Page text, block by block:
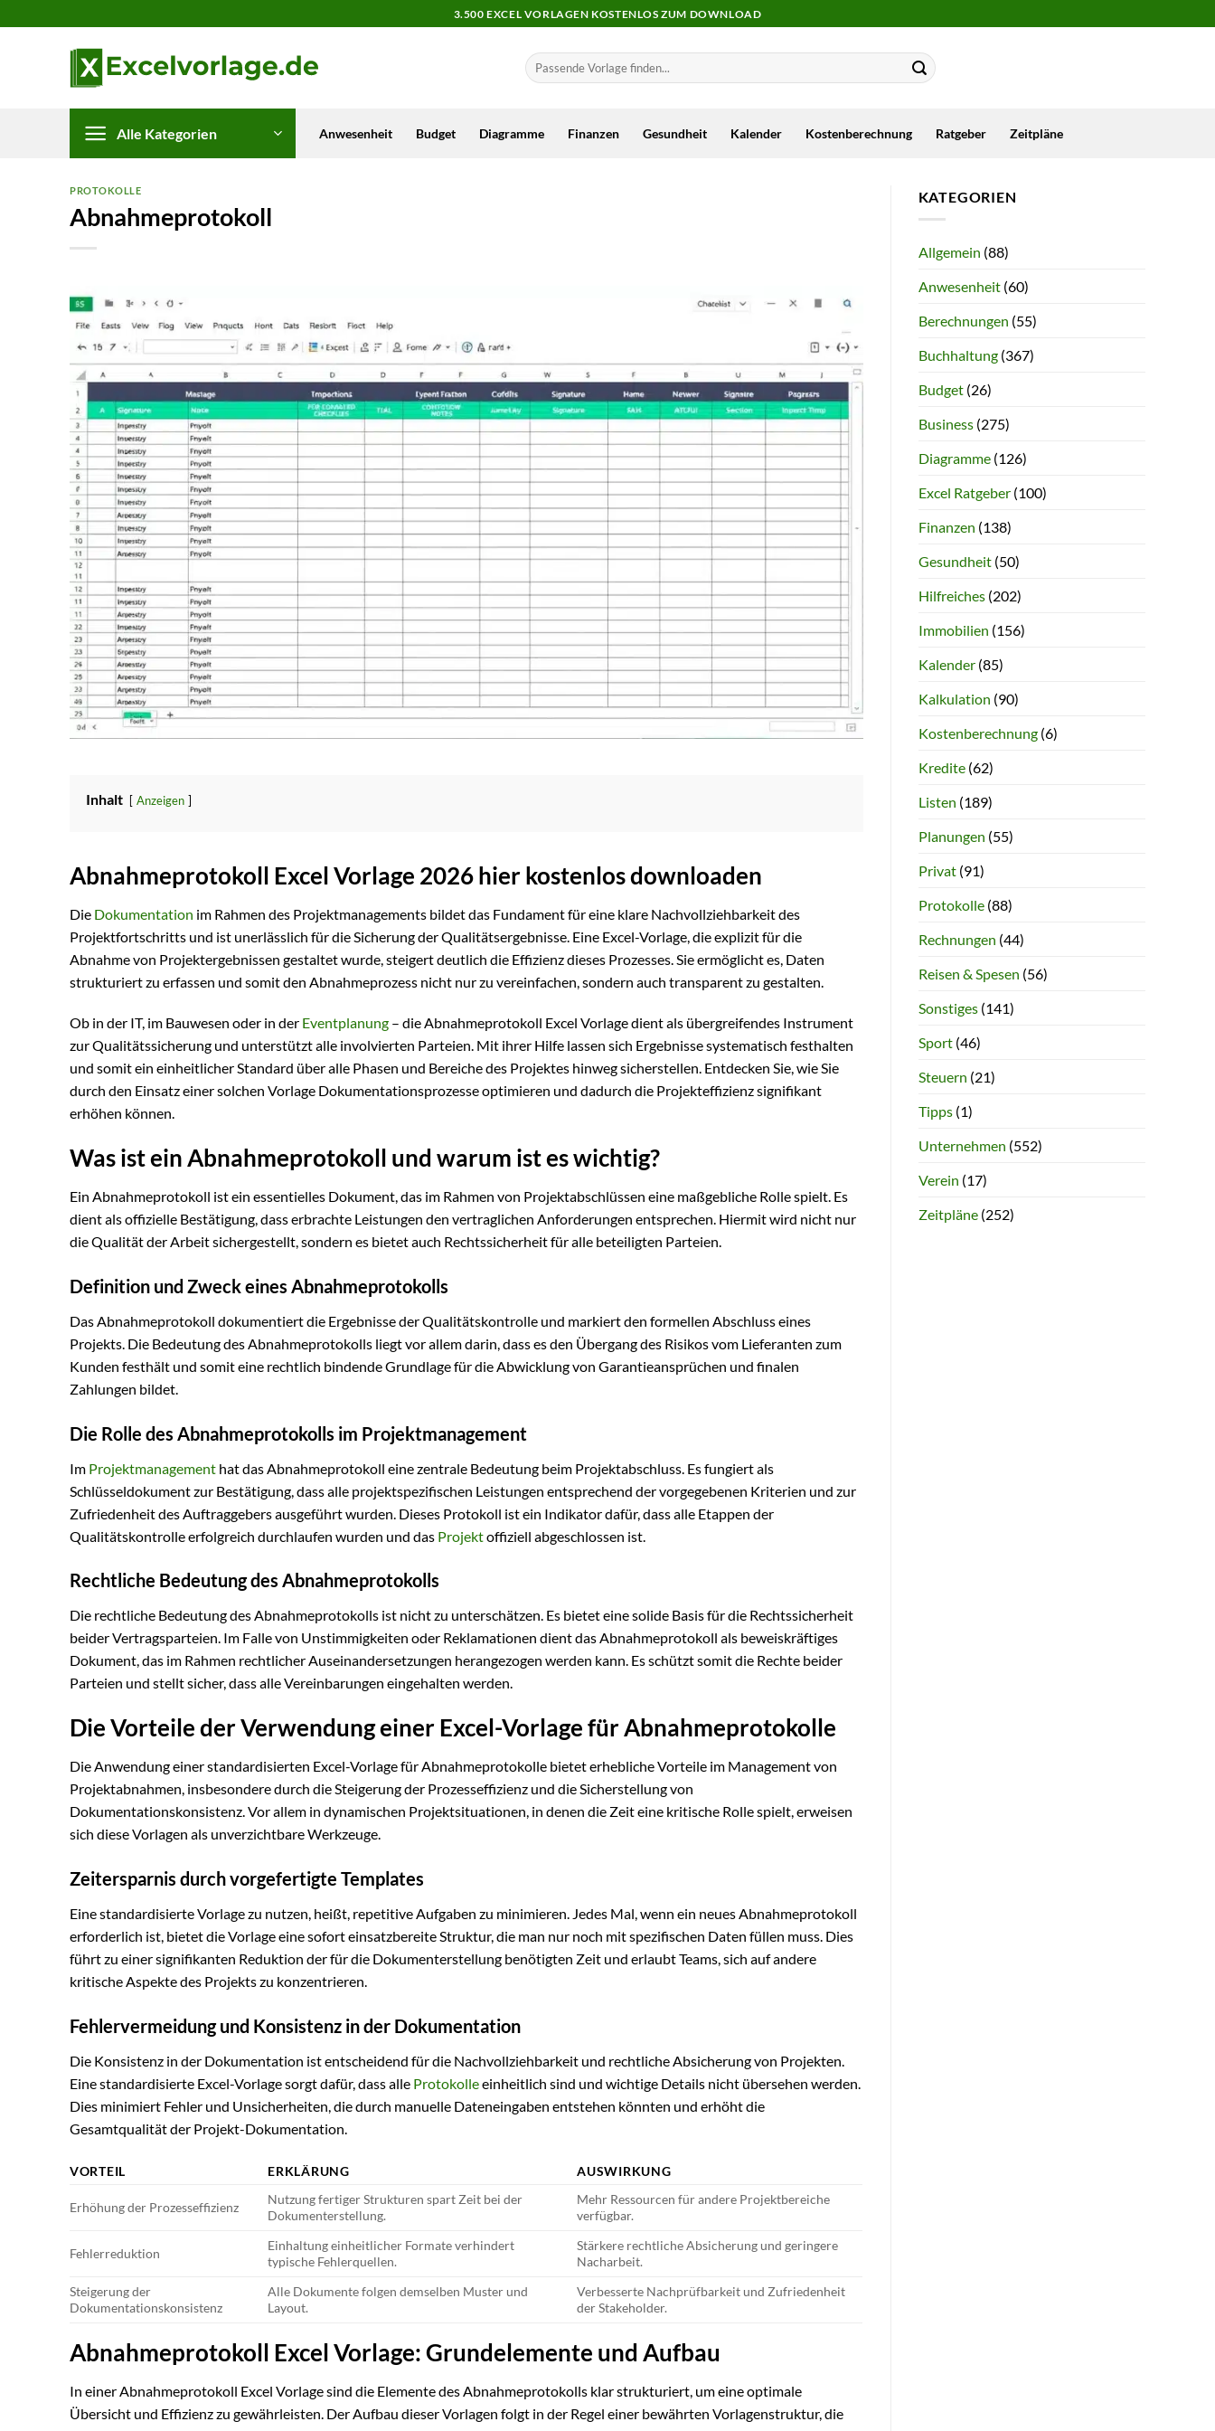
Inhalt
3.500 EXCEL VORLAGEN KOSTENLOS ZUM DOWNLOAD
Alle Kategorien Anwesenheit Budget Diagramme Finanzen Gesundheit Kalender Kostenberechnung Ratgeber Zeitpläne
PROTOKOLLE
Abnahmeprotokoll
Inhalt Anzeigen
Abnahmeprotokoll Excel Vorlage 2026 hier kostenlos downloaden
Die Dokumentation im Rahmen des Projektmanagements bildet das Fundament für eine klare Nachvollziehbarkeit des
Projektfortschritts und ist unerlässlich für die Sicherung der Qualitätsergebnisse. Eine Excel-Vorlage, die explizit für die
Abnahme von Projektergebnissen gestaltet wurde, steigert deutlich die Effizienz dieses Prozesses. Sie ermöglicht es, Daten
strukturiert zu erfassen und somit den Abnahmeprozess nicht nur zu vereinfachen, sondern auch transparent zu gestalten.
Ob in der IT, im Bauwesen oder in der Eventplanung – die Abnahmeprotokoll Excel Vorlage dient als übergreifendes Instrument
zur Qualitätssicherung und unterstützt alle involvierten Parteien. Mit ihrer Hilfe lassen sich Ergebnisse systematisch festhalten
und somit ein einheitlicher Standard über alle Phasen und Bereiche des Projektes hinweg sicherstellen. Entdecken Sie, wie Sie
durch den Einsatz einer solchen Vorlage Dokumentationsprozesse optimieren und dadurch die Projekteffizienz signifikant
erhöhen können.
Was ist ein Abnahmeprotokoll und warum ist es wichtig?
Ein Abnahmeprotokoll ist ein essentielles Dokument, das im Rahmen von Projektabschlüssen eine maßgebliche Rolle spielt. Es
dient als offizielle Bestätigung, dass erbrachte Leistungen den vertraglichen Anforderungen entsprechen. Hiermit wird nicht nur
die Qualität der Arbeit sichergestellt, sondern es bietet auch Rechtssicherheit für alle beteiligten Parteien.
Definition und Zweck eines Abnahmeprotokolls
Das Abnahmeprotokoll dokumentiert die Ergebnisse der Qualitätskontrolle und markiert den formellen Abschluss eines
Projekts. Die Bedeutung des Abnahmeprotokolls liegt vor allem darin, dass es den Übergang des Risikos vom Lieferanten zum
Kunden festhält und somit eine rechtlich bindende Grundlage für die Abwicklung von Garantieansprüchen und finalen
Zahlungen bildet.
Die Rolle des Abnahmeprotokolls im Projektmanagement
Im Projektmanagement hat das Abnahmeprotokoll eine zentrale Bedeutung beim Projektabschluss. Es fungiert als
Schlüsseldokument zur Bestätigung, dass alle projektspezifischen Leistungen entsprechend der vorgegebenen Kriterien und zur
Zufriedenheit des Auftraggebers ausgeführt wurden. Dieses Protokoll ist ein Indikator dafür, dass alle Etappen der
Qualitätskontrolle erfolgreich durchlaufen wurden und das Projektoffiziell abgeschlossen ist.
Rechtliche Bedeutung des Abnahmeprotokolls
Die rechtliche Bedeutung des Abnahmeprotokolls ist nicht zu unterschätzen. Es bietet eine solide Basis für die Rechtssicherheit
beider Vertragsparteien. Im Falle von Unstimmigkeiten oder Reklamationen dient das Abnahmeprotokoll als beweiskräftiges
Dokument, das im Rahmen rechtlicher Auseinandersetzungen herangezogen werden kann. Es schützt somit die Rechte beider
Parteien und stellt sicher, dass alle Vereinbarungen eingehalten werden.
Die Vorteile der Verwendung einer Excel-Vorlage für Abnahmeprotokolle
Die Anwendung einer standardisierten Excel-Vorlage für Abnahmeprotokolle bietet erhebliche Vorteile im Management von
Projektabnahmen, insbesondere durch die Steigerung der Prozesseffizienz und die Sicherstellung von
Dokumentationskonsistenz. Vor allem in dynamischen Projektsituationen, in denen die Zeit eine kritische Rolle spielt, erweisen
sich diese Vorlagen als unverzichtbare Werkzeuge.
Zeitersparnis durch vorgefertigte Templates
Eine standardisierte Vorlage zu nutzen, heißt, repetitive Aufgaben zu minimieren. Jedes Mal, wenn ein neues Abnahmeprotokoll
erforderlich ist, bietet die Vorlage eine sofort einsatzbereite Struktur, die man nur noch mit spezifischen Daten füllen muss. Dies
führt zu einer signifikanten Reduktion der für die Dokumenterstellung benötigten Zeit und erlaubt Teams, sich auf andere
kritische Aspekte des Projekts zu konzentrieren.
Fehlervermeidung und Konsistenz in der Dokumentation
Die Konsistenz in der Dokumentation ist entscheidend für die Nachvollziehbarkeit und rechtliche Absicherung von Projekten.
Eine standardisierte Excel-Vorlage sorgt dafür, dass alle Protokolleeinheitlich sind und wichtige Details nicht übersehen werden.
Dies minimiert Fehler und Unsicherheiten, die durch manuelle Dateneingaben entstehen könnten und erhöht die
Gesamtqualität der Projekt-Dokumentation.
VORTEIL ERKLÄRUNG AUSWIRKUNG
Erhöhung der Prozesseffizienz
Nutzung fertiger Strukturen spart Zeit bei der
Dokumenterstellung.
Mehr Ressourcen für andere Projektbereiche
verfügbar.
Fehlerreduktion
Einhaltung einheitlicher Formate verhindert
typische Fehlerquellen.
Stärkere rechtliche Absicherung und geringere
Nacharbeit.
Steigerung der
Dokumentationskonsistenz
Alle Dokumente folgen demselben Muster und
Layout.
Verbesserte Nachprüfbarkeit und Zufriedenheit
der Stakeholder.
Abnahmeprotokoll Excel Vorlage: Grundelemente und Aufbau
In einer Abnahmeprotokoll Excel Vorlage sind die Elemente des Abnahmeprotokolls klar strukturiert, um eine optimale
Übersicht und Effizienz zu gewährleisten. Der Aufbau dieser Vorlagen folgt in der Regel einer bewährten Vorlagenstruktur, die
KATEGORIEN
Allgemein (88)
Anwesenheit(60)
Berechnungen (55)
Buchhaltung(367)
Budget(26)
Business(275)
Diagramme(126)
Excel Ratgeber(100)
Finanzen (138)
Gesundheit(50)
Hilfreiches(202)
Immobilien (156)
Kalender(85)
Kalkulation (90)
Kostenberechnung(6)
Kredite(62)
Listen (189)
Planungen (55)
Privat(91)
Protokolle(88)
Rechnungen (44)
Reisen & Spesen (56)
Sonstiges(141)
Sport(46)
Steuern (21)
Tipps(1)
Unternehmen (552)
Verein (17)
Zeitpläne(252)